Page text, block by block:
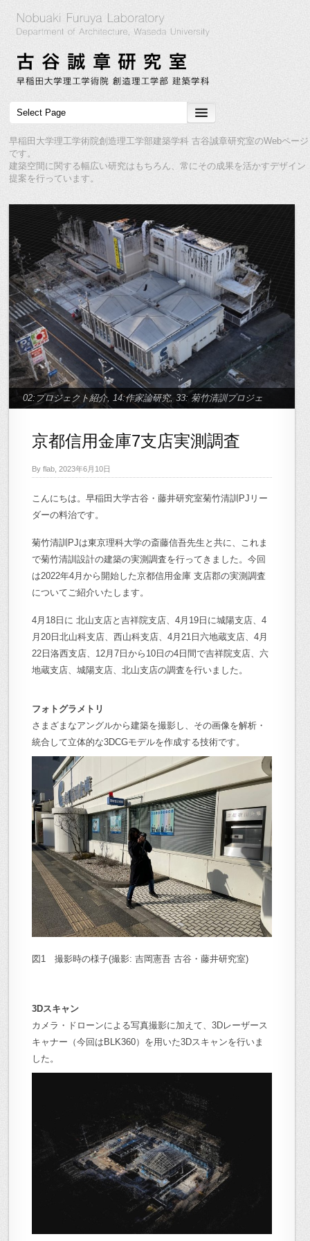
早稲田大学理工学術院創造理工学部建築学科 古谷誠章研究室のWebページ
です。
建築空間に関する幅広い研究はもちろん、常にその成果を活かすデザイン
提案を行っています。
02:プロジェクト紹介, 14:作家論研究,33: 菊竹清訓プロジェ
京都信用金庫7支店実測調査￼
By flab, 2023年6月10日
こんにちは。早稲田大学古谷・藤井研究室菊竹清訓PJリー
ダーの料治です。
菊竹清訓PJは東京理科大学の斎藤信吾先生と共に、これま
で菊竹清訓設計の建築の実測調査を行ってきました。今回
は2022年4月から開始した京都信用金庫 支店郡の実測調査
についてご紹介いたします。
4月18日に 北山支店と吉祥院支店、4月19日に城陽支店、4
月20日北山科支店、西山科支店、4月21日六地蔵支店、4月
22日洛西支店、12月7日から10日の4日間で吉祥院支店、六
地蔵支店、城陽支店、北山支店の調査を行いました。
フォトグラメトリ
さまざまなアングルから建築を撮影し、その画像を解析・
統合して立体的な3DCGモデルを作成する技術です。
図1 撮影時の様子(撮影: 吉岡憲吾 古谷・藤井研究室)
3Dスキャン
カメラ・ドローンによる写真撮影に加えて、3Dレーザース
キャナー（今回はBLK360）を用いた3Dスキャンを行いま
した。